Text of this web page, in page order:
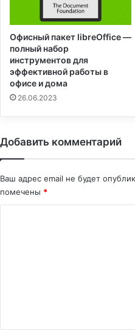
Офисный пакет libreOffice —
полный набор
инструментов для
эффективной работы в
офисе и дома
26.06.2023
Добавить комментарий
Ваш адрес email не будет
помечены *